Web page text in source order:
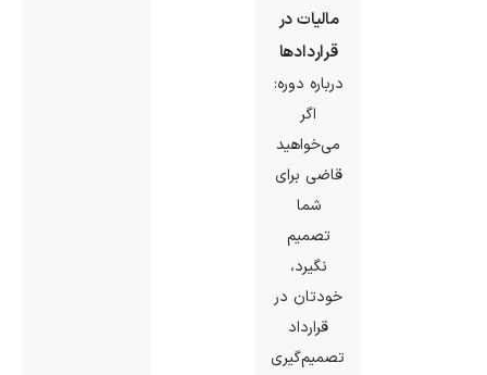
مالیات در
قراردادها
درباره دوره:
اگر
می‌خواهید
قاضی برای
شما
تصمیم
نگیرد،
خودتان در
قرارداد
تصمیم‌گیری